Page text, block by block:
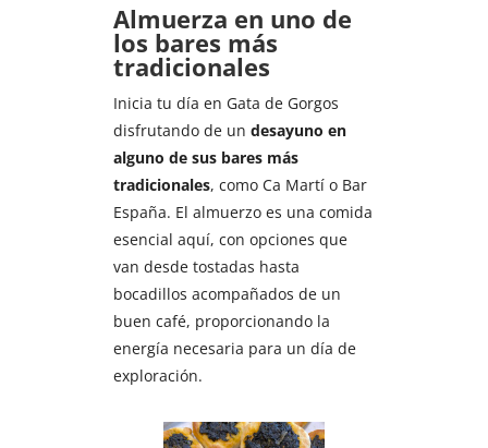
Almuerza en uno de
los bares más
tradicionales
Inicia tu día en Gata de Gorgos
disfrutando de un desayuno en
alguno de sus bares más
tradicionales, como Ca Martí o Bar
España. El almuerzo es una comida
esencial aquí, con opciones que
van desde tostadas hasta
bocadillos acompañados de un
buen café, proporcionando la
energía necesaria para un día de
exploración.